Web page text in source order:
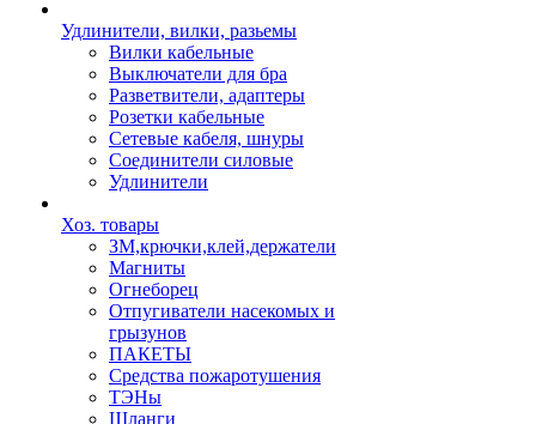
Удлинители, вилки, разьемы
Вилки кабельные
Выключатели для бра
Разветвители, адаптеры
Розетки кабельные
Сетевые кабеля, шнуры
Соединители силовые
Удлинители
Хоз. товары
ЗМ,крючки,клей,держатели
Магниты
Огнеборец
Отпугиватели насекомых и
грызунов
ПАКЕТЫ
Средства пожаротушения
ТЭНы
Шланги